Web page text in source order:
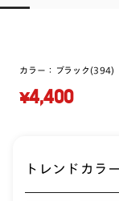
カラー： ブラック(394)
¥4,400
トレンドカラー